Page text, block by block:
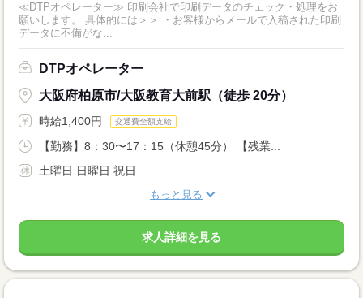
≪DTPオペレーター≫ 印刷会社で印刷データのチェック・処理をお
願いします。 具体的には＞＞ ・お客様からメールで入稿された印刷
データに不備がな...
DTPオペレーター
大阪府柏原市/大阪教育大前駅（徒歩 20分）
時給1,400円 交通費全額支給
【勤務】8：30〜17：15（休憩45分） 【残業...
土曜日 日曜日 祝日
もっと見る
求人詳細を見る